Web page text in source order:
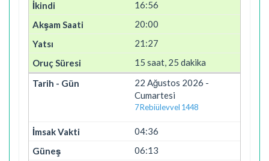
16:56
20:00
21:27
15 saat, 25 dakika
22 Ağustos 2026 -
Cumartesi
7 Rebiülevvel 1448
04:36
06:13